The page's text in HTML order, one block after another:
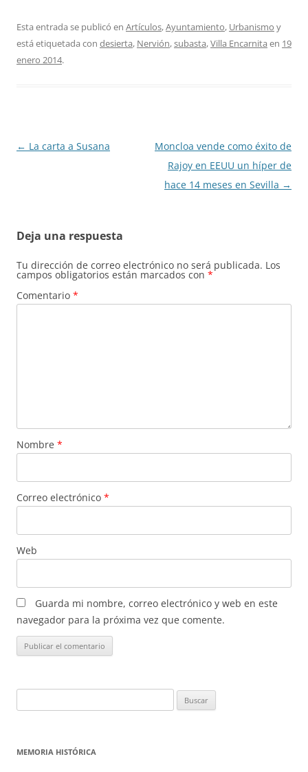
Esta entrada se publicó en Artículos,Ayuntamiento, Urbanismo y
está etiquetada con desierta, Nervión,subasta,Villa Encarnita en 19
enero 2014.
Navegación
← La carta a Susana
Moncloa vende como éxito de
Rajoy en EEUU un híper de
hace 14 meses en Sevilla →
Deja una respuesta
Tu dirección de correo electrónico no será publicada. Los
campos obligatorios están marcados con *
Comentario *
Nombre *
Correo electrónico *
Web
Guarda mi nombre, correo electrónico y web en este
navegador para la próxima vez que comente.
MEMORIA HISTÓRICA